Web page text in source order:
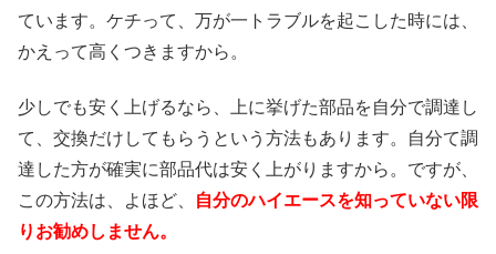
ています。ケチって、万が一トラブルを起こした時には、
かえって高くつきますから。
少しでも安く上げるなら、上に挙げた部品を自分で調達し
て、交換だけしてもらうという方法もあります。自分て調
達した方が確実に部品代は安く上がりますから。ですが、
この方法は、よほど、
自分のハイエースを知っていない限
りお勧めしません。